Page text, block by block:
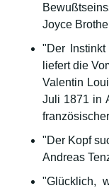
Joyce
"Der
liefert die
Valentin
Juli 1871 in
"Der Kopf
Andreas
"Glücklich,